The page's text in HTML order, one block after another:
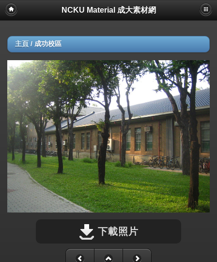
NCKU Material 成大素材網
主頁 / 成功校區
下載照片